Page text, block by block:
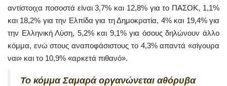
αντίστοιχα ποσοστά είναι 3,7% και 12,8% για το ΠΑΣΟΚ, 1,1%
και 18,2% για την Ελπίδα για τη Δημοκρατία, 4% και 19,4% για
την Ελληνική Λύση, 5,2% και 9,1% για όσους δηλώνουν άλλο
κόμμα, ενώ στους αναποφάσιστους το 4,3% απαντά «σίγουρα
ναι» και το 10,9% «αρκετά πιθανό».
Το κόμμα Σαμαρά οργανώνεται αθόρυβα